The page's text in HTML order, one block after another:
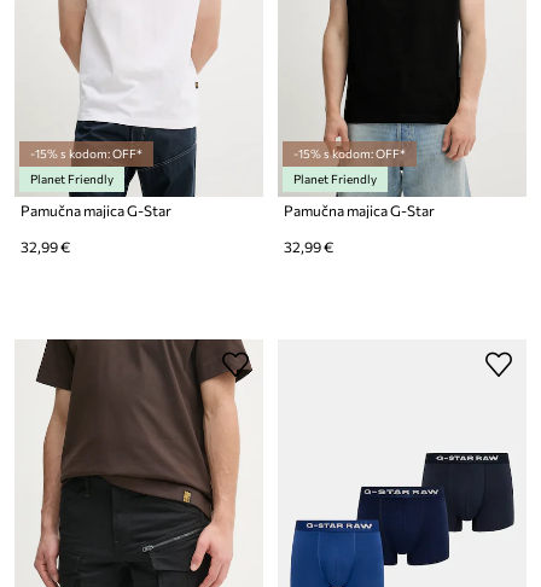
-15% s kodom: OFF*
Planet Friendly
Pamučna majica G-Star
32,99 €
-15% s kodom: OFF*
Planet Friendly
Pamučna majica G-Star
32,99 €